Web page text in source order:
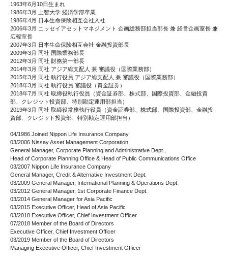
1963年6月10日生まれ
1986年3月 上智大学 経済学部卒業
1986年4月 日本生命保険相互会社入社
2006年3月 ニッセイアセットマネジメント 企画総務部担当部長 兼 経営企画室長 兼
広報室長
2007年3月 日本生命保険相互会社 金融投資部長
2009年3月 同社 国際業務部長
2012年3月 同社 財務第一部長
2014年3月 同社 アジア総支配人 兼 審議役（国際業務部）
2015年3月 同社 執行役員 アジア総支配人 兼 審議役（国際業務部）
2018年3月 同社 執行役員 審議役（資金証券）
2018年7月 同社 取締役執行役員（資金証券部、株式部、国際投資部、金融投資
部、クレジット投資部、特別勘定運用部担当）
2019年3月 同社 取締役常務執行役員（資金証券部、株式部、国際投資部、金融投
資部、クレジット投資部、特別勘定運用部担当）
04/1986 Joined Nippon Life Insurance Company
03/2006 Nissay Asset Management Corporation
General Manager, Corporate Planning and Administrative Dept.,
Head of Corporate Planning Office & Head of Public Communications Office
03/2007 Nippon Life Insurance Company
General Manager, Credit & Alternative Investment Dept.
03/2009 General Manager, International Planning & Operations Dept.
03/2012 General Manager, 1st Corporate Finance Dept.
03/2014 General Manager for Asia Pacific
03/2015 Executive Officer, Head of Asia Pacific
03/2018 Executive Officer, Chief Investment Officer
07/2018 Member of the Board of Directors
Executive Officer, Chief Investment Officer
03/2019 Member of the Board of Directors
Managing Executive Officer, Chief Investment Officer